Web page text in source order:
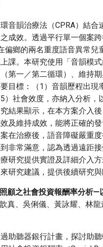
音韻治療法（CPRA）結
成效。透過平行單一個案
偏鄉的兩名重度語音異常兒
課。本研究使用「音韻模
第一／第二循環）、維持
目標：（1）音韻歷程出
）社會效度，亦納入分析
結果顯示，在本方案介入
及維持成效，能將正確的
在治療後，語音障礙嚴重
非常滿意，認為透過遠距
研究提供實證及詳細介入
研究建議，提供後續研究與
顧之社會投資報酬率分析—
真、吳俐儀、黃詠耀、林龍
助聽器銀行計畫，探討助